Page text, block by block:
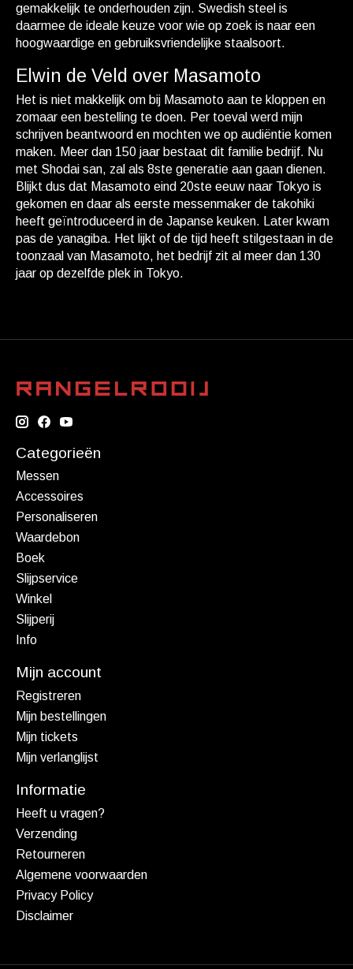
gemakkelijk te onderhouden zijn. Swedish steel is
daarmee de ideale keuze voor wie op zoek is naar een
hoogwaardige en gebruiksvriendelijke staalsoort.
Elwin de Veld over Masamoto
Het is niet makkelijk om bij Masamoto aan te kloppen en
zomaar een bestelling te doen. Per toeval werd mijn
schrijven beantwoord en mochten we op audiëntie komen
maken. Meer dan 150 jaar bestaat dit familie bedrijf. Nu
met Shodai san, zal als 8ste generatie aan gaan dienen.
Blijkt dus dat Masamoto eind 20ste eeuw naar Tokyo is
gekomen en daar als eerste messenmaker de takohiki
heeft geïntroduceerd in de Japanse keuken. Later kwam
pas de yanagiba. Het lijkt of de tijd heeft stilgestaan in de
toonzaal van Masamoto, het bedrijf zit al meer dan 130
jaar op dezelfde plek in Tokyo.
Categorieën
Messen
Accessoires
Personaliseren
Waardebon
Boek
Slijpservice
Winkel
Slijperij
Info
Mijn account
Registreren
Mijn bestellingen
Mijn tickets
Mijn verlanglijst
Informatie
Heeft u vragen?
Verzending
Retourneren
Algemene voorwaarden
Privacy Policy
Disclaimer